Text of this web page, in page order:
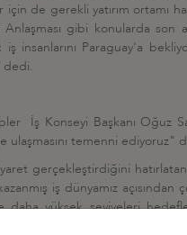
de gerekli yatırım ortamı
gibi konularda son
Paraguay'a
dedi.
İş Konseyi Başkanı Oğuz
ulaşmasını temenni ediyoruz"
gerçekleştirdiğini
iş dünyamız
daha yüksek seviyeleri
tarım, hayvancılık ve